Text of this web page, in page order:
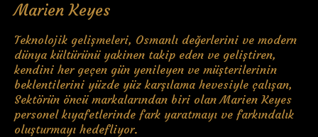
Marien Keyes
Teknolojik gelişmeleri, Osmanlı değerlerini ve modern
dünya kültürünü yakinen takip eden ve geliştiren,
kendini her geçen gün yenileyen ve müşterilerinin
beklentilerini yüzde yüz karşılama hevesiyle çalışan,
Sektörün öncü markalarından biri olan Marien Keyes
personel kıyafetlerinde fark yaratmayı ve farkındalık
oluşturmayı hedefliyor.